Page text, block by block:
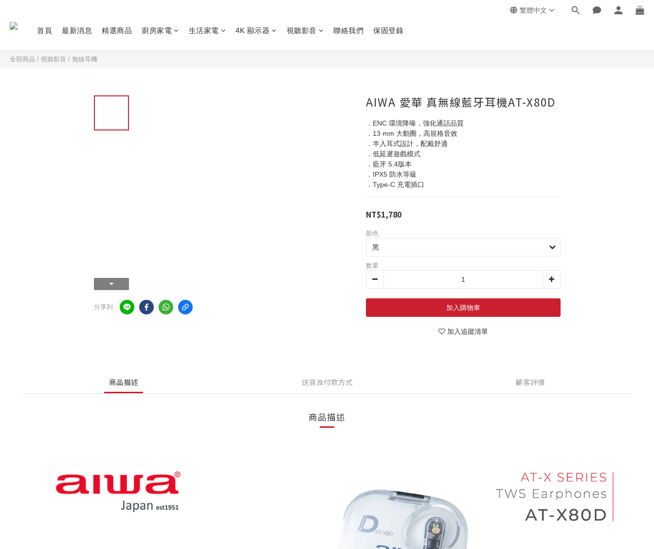
繁體中文
首頁 最新消息 精選商品 廚房家電 生活家電 4K 顯示器 視聽影音 聯絡我們 保固登錄
全部商品 / 視聽影音 / 無線耳機
分享到
AIWA 愛華 真無線藍牙耳機AT-X80D
．ENC 環境降噪，強化通話品質
．13 mm 大動圈，高規格音效
．半入耳式設計，配戴舒適
．低延遲遊戲模式
．藍牙 5.4版本
．IPX5 防水等級
．Type-C 充電插口
NT$1,780
顏色
數量
加入購物車
加入追蹤清單
商品描述 送貨及付款方式 顧客評價
商品描述